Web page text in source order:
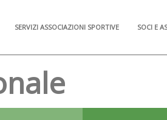
SERVIZI ASSOCIAZIONI SPORTIVE SOCI E